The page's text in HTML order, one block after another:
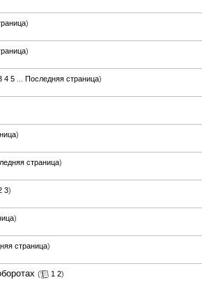
)
)
4 5 Последняя страница)
)
страница)
3)
)
страница)
( 1 2)